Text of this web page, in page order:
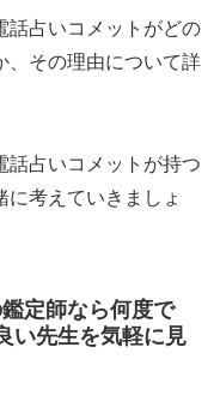
話占いコメットがどの
、その理由について詳
話占いコメットが持つ
考えていきましょ
定師なら何度で
い先生を気軽に見